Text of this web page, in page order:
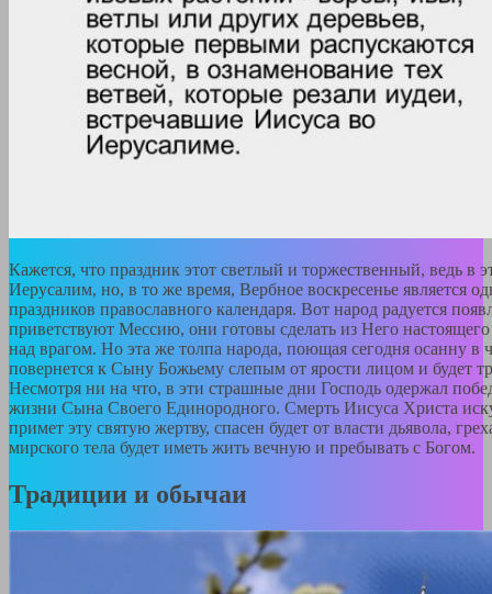
Кажется, что праздник этот светлый и торжественный, ведь в
Иерусалим, но, в то же время, Вербное воскресенье является
праздников православного календаря. Вот народ радуется
приветствуют Мессию, они готовы сделать из Него
над врагом. Но эта же толпа народа, поющая сегодня осанну в
повернется к Сыну Божьему слепым от ярости лицом и будет
Несмотря ни на что, в эти страшные дни Господь одержал
жизни Сына Своего Единородного. Смерть Иисуса Христа
примет эту святую жертву, спасен будет от власти дьявола,
мирского тела будет иметь жить вечную и пребывать с Богом.
Традиции и обычаи